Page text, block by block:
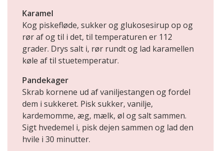
Karamel
Kog piskefløde, sukker og glukosesirup op og
rør af og til i det, til temperaturen er 112
grader. Drys salt i, rør rundt og lad karamellen
køle af til stuetemperatur.
Pandekager
Skrab kornene ud af vaniljestangen og fordel
dem i sukkeret. Pisk sukker, vanilje,
kardemomme, æg, mælk, øl og salt sammen.
Sigt hvedemel i, pisk dejen sammen og lad den
hvile i 30 minutter.